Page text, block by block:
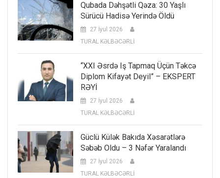
Qubada Dəhşətli Qəza: 30 Yaşlı
Sürücü Hadisə Yerində Öldü
27 İyul 2026
TURAL KƏLBƏCƏRLİ
“XXI Əsrdə Iş Tapmaq Üçün Təkcə
Diplom Kifayət Deyil” – EKSPERT
RƏYİ
27 İyul 2026
TURAL KƏLBƏCƏRLİ
Güclü Külək Bakıda Xəsarətlərə
Səbəb Oldu – 3 Nəfər Yaralandı
27 İyul 2026
TURAL KƏLBƏCƏRLİ